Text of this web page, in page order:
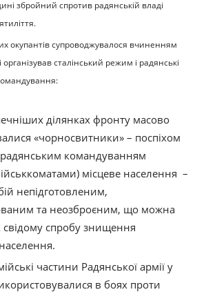
збройний спротив радянській владі
окупантів супроводжувалося вчиненням
сталінський режим і радянські
ділянках фронту масово
«чорносвитники» – поспіхом
радянським командуванням
місцеве населення –
непідготовленим,
та неозброєним, що можна
свідому спробу знищення
частини Радянської армії у
в боях проти